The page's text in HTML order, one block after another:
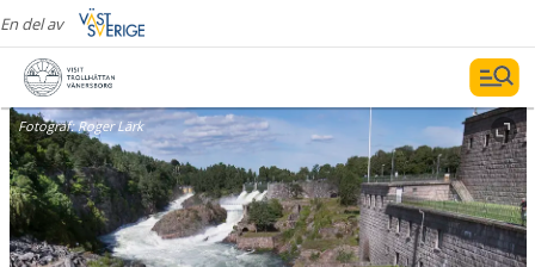
En del av
Fotograf:Roger Lärk